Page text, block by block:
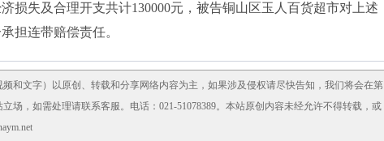
损失及合理开支共计130000元，被告铜山区玉人百货超市对上述
担连带赔偿责任。
和文字）以原创、转载和分享网络内容为主，如果涉及侵权请尽快告知，我们将会在第
场，如需处理请联系客服。电话：021-51078389。本站原创内容未经允许不得转载，或